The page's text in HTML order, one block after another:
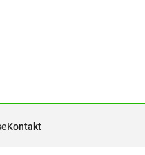
Kontakt